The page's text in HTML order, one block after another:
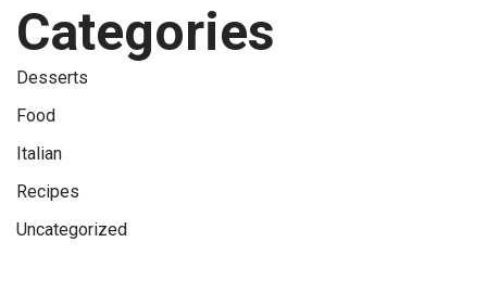
Categories
Desserts
Food
Italian
Recipes
Uncategorized